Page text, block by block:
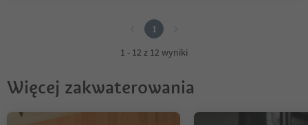
1
1 - 12 z 12 wyniki
Więcej zakwaterowania